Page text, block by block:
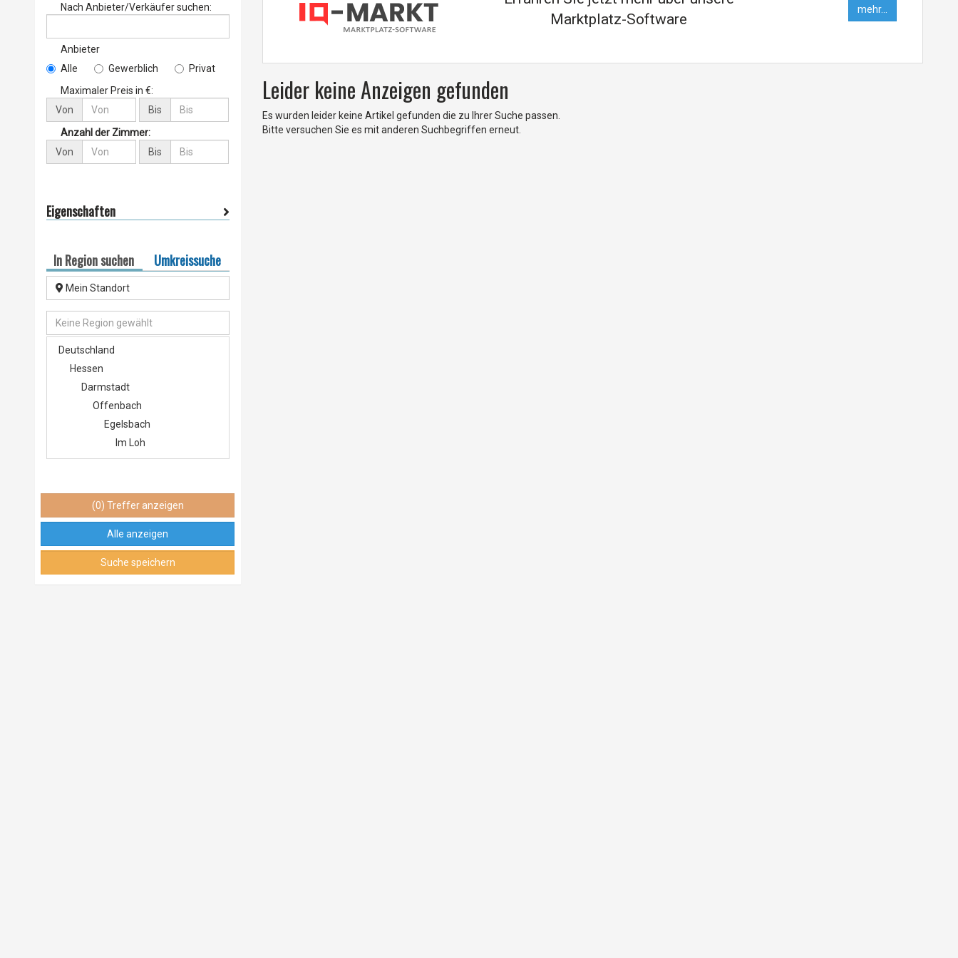
Marktplatz-Software
mehr...
Leider keine Anzeigen gefunden
Es wurden leider keine Artikel gefunden die zu Ihrer Suche passen.
Bitte versuchen Sie es mit anderen Suchbegriffen erneut.
Nach Anbieter/Verkäufer suchen:
Anbieter
Alle
Gewerblich
Privat
Maximaler Preis in €:
Von
Bis
Anzahl der Zimmer:
Von
Bis
Eigenschaften
In Region suchen Umkreissuche
Mein Standort
Keine Region gewählt
Deutschland
Hessen
Darmstadt
Offenbach
Egelsbach
Im Loh
Langen (Hessen)
Sprendlingen
Frankfurt am Main
Innenstadt
Nordend-Ost
(0) Treffer anzeigen
Alle anzeigen
Suche speichern